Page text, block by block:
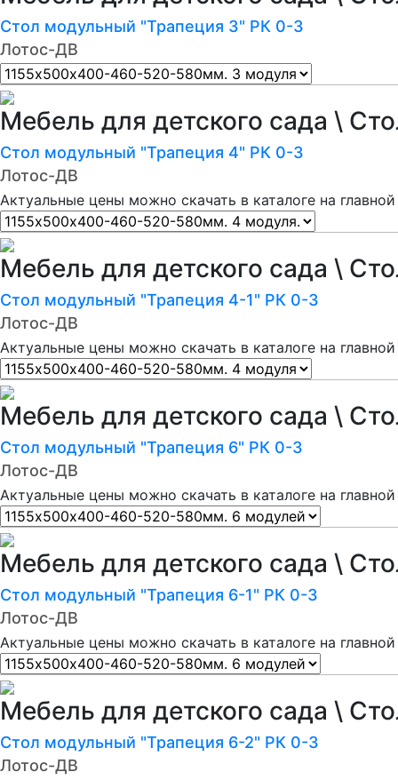
Стол модульный "Трапеция 3" РК 0-3
Лотос-ДВ
Мебель для детского сада \
Стол модульный "Трапеция 4" РК 0-3
Лотос-ДВ
Актуальные цены можно скачать в каталоге на
Мебель для детского сада \
Стол модульный "Трапеция 4-1" РК 0-3
Лотос-ДВ
Актуальные цены можно скачать в каталоге на
Мебель для детского сада \
Стол модульный "Трапеция 6" РК 0-3
Лотос-ДВ
Актуальные цены можно скачать в каталоге на
Мебель для детского сада \
Стол модульный "Трапеция 6-1" РК 0-3
Лотос-ДВ
Актуальные цены можно скачать в каталоге на
Мебель для детского сада \
Стол модульный "Трапеция 6-2" РК 0-3
Лотос-ДВ